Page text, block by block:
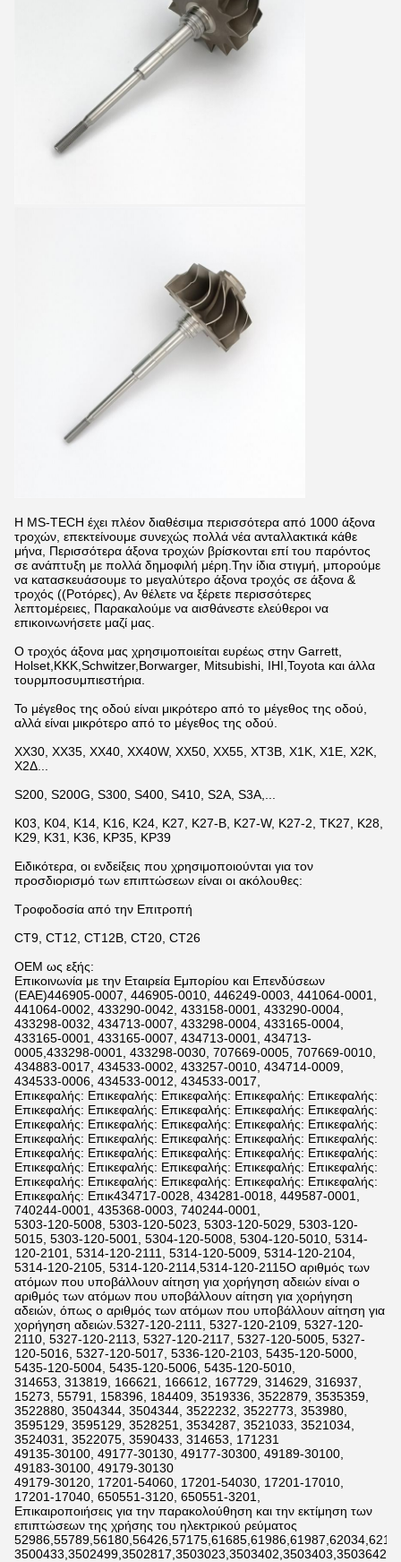
Η MS-TECH έχει πλέον διαθέσιμα περισσότερα από 1000 άξονα
τροχών, επεκτείνουμε συνεχώς πολλά νέα ανταλλακτικά κάθε
μήνα, Περισσότερα άξονα τροχών βρίσκονται επί του παρόντος
σε ανάπτυξη με πολλά δημοφιλή μέρη.Την ίδια στιγμή, μπορούμε
να κατασκευάσουμε το μεγαλύτερο άξονα τροχός σε άξονα &
τροχός ((Ροτόρες), Αν θέλετε να ξέρετε περισσότερες
λεπτομέρειες, Παρακαλούμε να αισθάνεστε ελεύθεροι να
επικοινωνήσετε μαζί μας.
Ο τροχός άξονα μας χρησιμοποιείται ευρέως στην Garrett,
Holset,KKK,Schwitzer,Borwarger, Mitsubishi, IHI,Toyota και άλλα
τουρμποσυμπιεστήρια.
Το μέγεθος της οδού είναι μικρότερο από το μέγεθος της οδού,
αλλά είναι μικρότερο από το μέγεθος της οδού.
ΧΧ30, ΧΧ35, ΧΧ40, ΧΧ40W, ΧΧ50, ΧΧ55, ΧΤ3Β, Χ1Κ, Χ1Ε, Χ2Κ,
Χ2Δ...
S200, S200G, S300, S400, S410, S2A, S3A,...
K03, K04, K14, K16, K24, K27, K27-B, K27-W, K27-2, TK27, K28,
K29, K31, K36, KP35, KP39
Ειδικότερα, οι ενδείξεις που χρησιμοποιούνται για τον
προσδιορισμό των επιπτώσεων είναι οι ακόλουθες:
Τροφοδοσία από την Επιτροπή
CT9, CT12, CT12B, CT20, CT26
OEM ως εξής:
Επικοινωνία με την Εταιρεία Εμπορίου και Επενδύσεων
(ΕΑΕ)446905-0007, 446905-0010, 446249-0003, 441064-0001,
441064-0002, 433290-0042, 433158-0001, 433290-0004,
433298-0032, 434713-0007, 433298-0004, 433165-0004,
433165-0001, 433165-0007, 434713-0001, 434713-
0005,433298-0001, 433298-0030, 707669-0005, 707669-0010,
434883-0017, 434533-0002, 433257-0010, 434714-0009,
434533-0006, 434533-0012, 434533-0017,
Επικεφαλής: Επικεφαλής: Επικεφαλής: Επικεφαλής: Επικεφαλής:
Επικεφαλής: Επικεφαλής: Επικεφαλής: Επικεφαλής: Επικεφαλής:
Επικεφαλής: Επικεφαλής: Επικεφαλής: Επικεφαλής: Επικεφαλής:
Επικεφαλής: Επικεφαλής: Επικεφαλής: Επικεφαλής: Επικεφαλής:
Επικεφαλής: Επικεφαλής: Επικεφαλής: Επικεφαλής: Επικεφαλής:
Επικεφαλής: Επικεφαλής: Επικεφαλής: Επικεφαλής: Επικεφαλής:
Επικεφαλής: Επικεφαλής: Επικεφαλής: Επικεφαλής: Επικεφαλής:
Επικεφαλής: Επικ434717-0028, 434281-0018, 449587-0001,
740244-0001, 435368-0003, 740244-0001,
5303-120-5008, 5303-120-5023, 5303-120-5029, 5303-120-
5015, 5303-120-5001, 5304-120-5008, 5304-120-5010, 5314-
120-2101, 5314-120-2111, 5314-120-5009, 5314-120-2104,
5314-120-2105, 5314-120-2114,5314-120-2115Ο αριθμός των
ατόμων που υποβάλλουν αίτηση για χορήγηση αδειών είναι ο
αριθμός των ατόμων που υποβάλλουν αίτηση για χορήγηση
αδειών, όπως ο αριθμός των ατόμων που υποβάλλουν αίτηση για
χορήγηση αδειών.5327-120-2111, 5327-120-2109, 5327-120-
2110, 5327-120-2113, 5327-120-2117, 5327-120-5005, 5327-
120-5016, 5327-120-5017, 5336-120-2103, 5435-120-5000,
5435-120-5004, 5435-120-5006, 5435-120-5010,
314653, 313819, 166621, 166612, 167729, 314629, 316937,
15273, 55791, 158396, 184409, 3519336, 3522879, 3535359,
3522880, 3504344, 3504344, 3522232, 3522773, 353980,
3595129, 3595129, 3528251, 3534287, 3521033, 3521034,
3524031, 3522075, 3590433, 314653, 171231
49135-30100, 49177-30130, 49177-30300, 49189-30100,
49183-30100, 49179-30130
49179-30120, 17201-54060, 17201-54030, 17201-17010,
17201-17040, 650551-3120, 650551-3201,
Επικαιροποιήσεις για την παρακολούθηση και την εκτίμηση των
επιπτώσεων της χρήσης του ηλεκτρικού ρεύματος